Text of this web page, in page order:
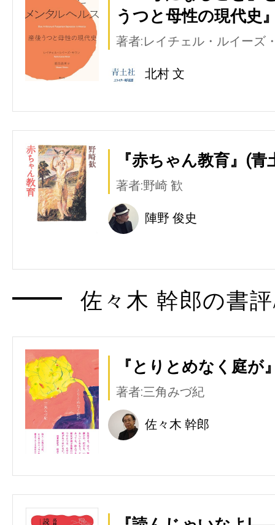
うつと母性の現代史
著者:レイチェル・ルイーズ
北村 文
『赤ちゃん教育』(青
著者:野崎 歓
陣野 俊史
佐々木 幹郎の書
『とりとめなく庭が
著者:三角みづ紀
佐々木 幹郎